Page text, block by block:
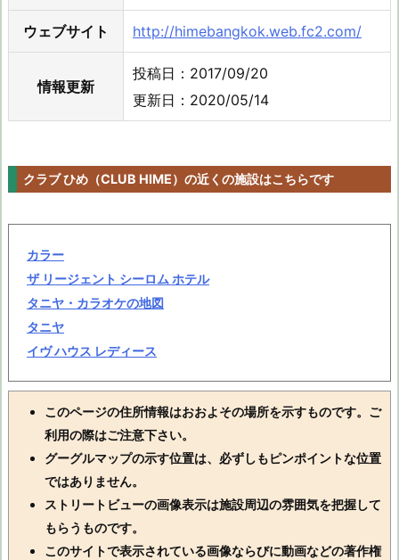
ウェブサイト http://himebangkok.web.fc2.com/
情報更新
投稿日：2017/09/20
更新日：2020/05/14
クラブ ひめ（CLUB HIME）の近くの施設はこちらです
カラー
ザ リージェント シーロム ホテル
タニヤ・カラオケの地図
タニヤ
イヴ ハウス レディース
このページの住所情報はおおよその場所を示すものです。ご
利用の際はご注意下さい。
グーグルマップの示す位置は、必ずしもピンポイントな位置
ではありません。
ストリートビューの画像表示は施設周辺の雰囲気を把握して
もらうものです。
このサイトで表示されている画像ならびに動画などの著作権